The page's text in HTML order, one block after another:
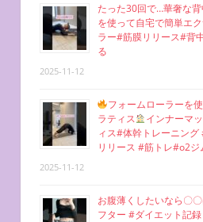
たった30回で…華奢な
を使って自宅で簡単エ
ラー#筋膜リリース#背
る
2025-11-12
フォームローラーを
ラティス
インナーマ
ィス#体幹トレーニン
リリース #筋トレ#o2
2025-11-12
お腹薄くしたいなら〇
フター #ダイエット記